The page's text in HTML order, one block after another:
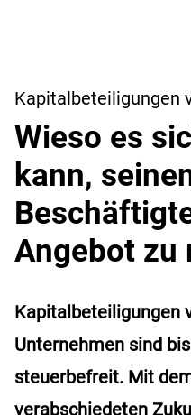
Kapitalbeteiligungen
Wieso es
kann,
Angebot zu
Kapitalbeteiligungen
Unternehmen sind
steuerbefreit. Mit
verabschiedeten